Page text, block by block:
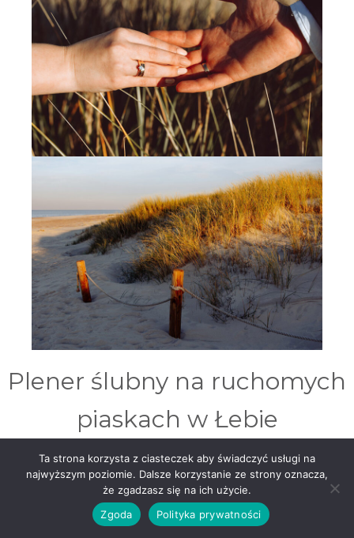
Plener ślubny na ruchomych
piaskach w Łebie
Sesja na wydmach a dokładniej ruchome wydmy w
Słowińskim Parku Narodowym w Łebieto idealne
zdjęcia ślubne nie tylko dla kochających
morze, ale dla wszystkich doceniających minimalizm,
Ta strona korzysta z ciasteczek aby świadczyć usługi na
najwyższym poziomie. Dalsze korzystanie ze strony oznacza,
że zgadzasz się na ich użycie.
Zgoda
Polityka prywatności